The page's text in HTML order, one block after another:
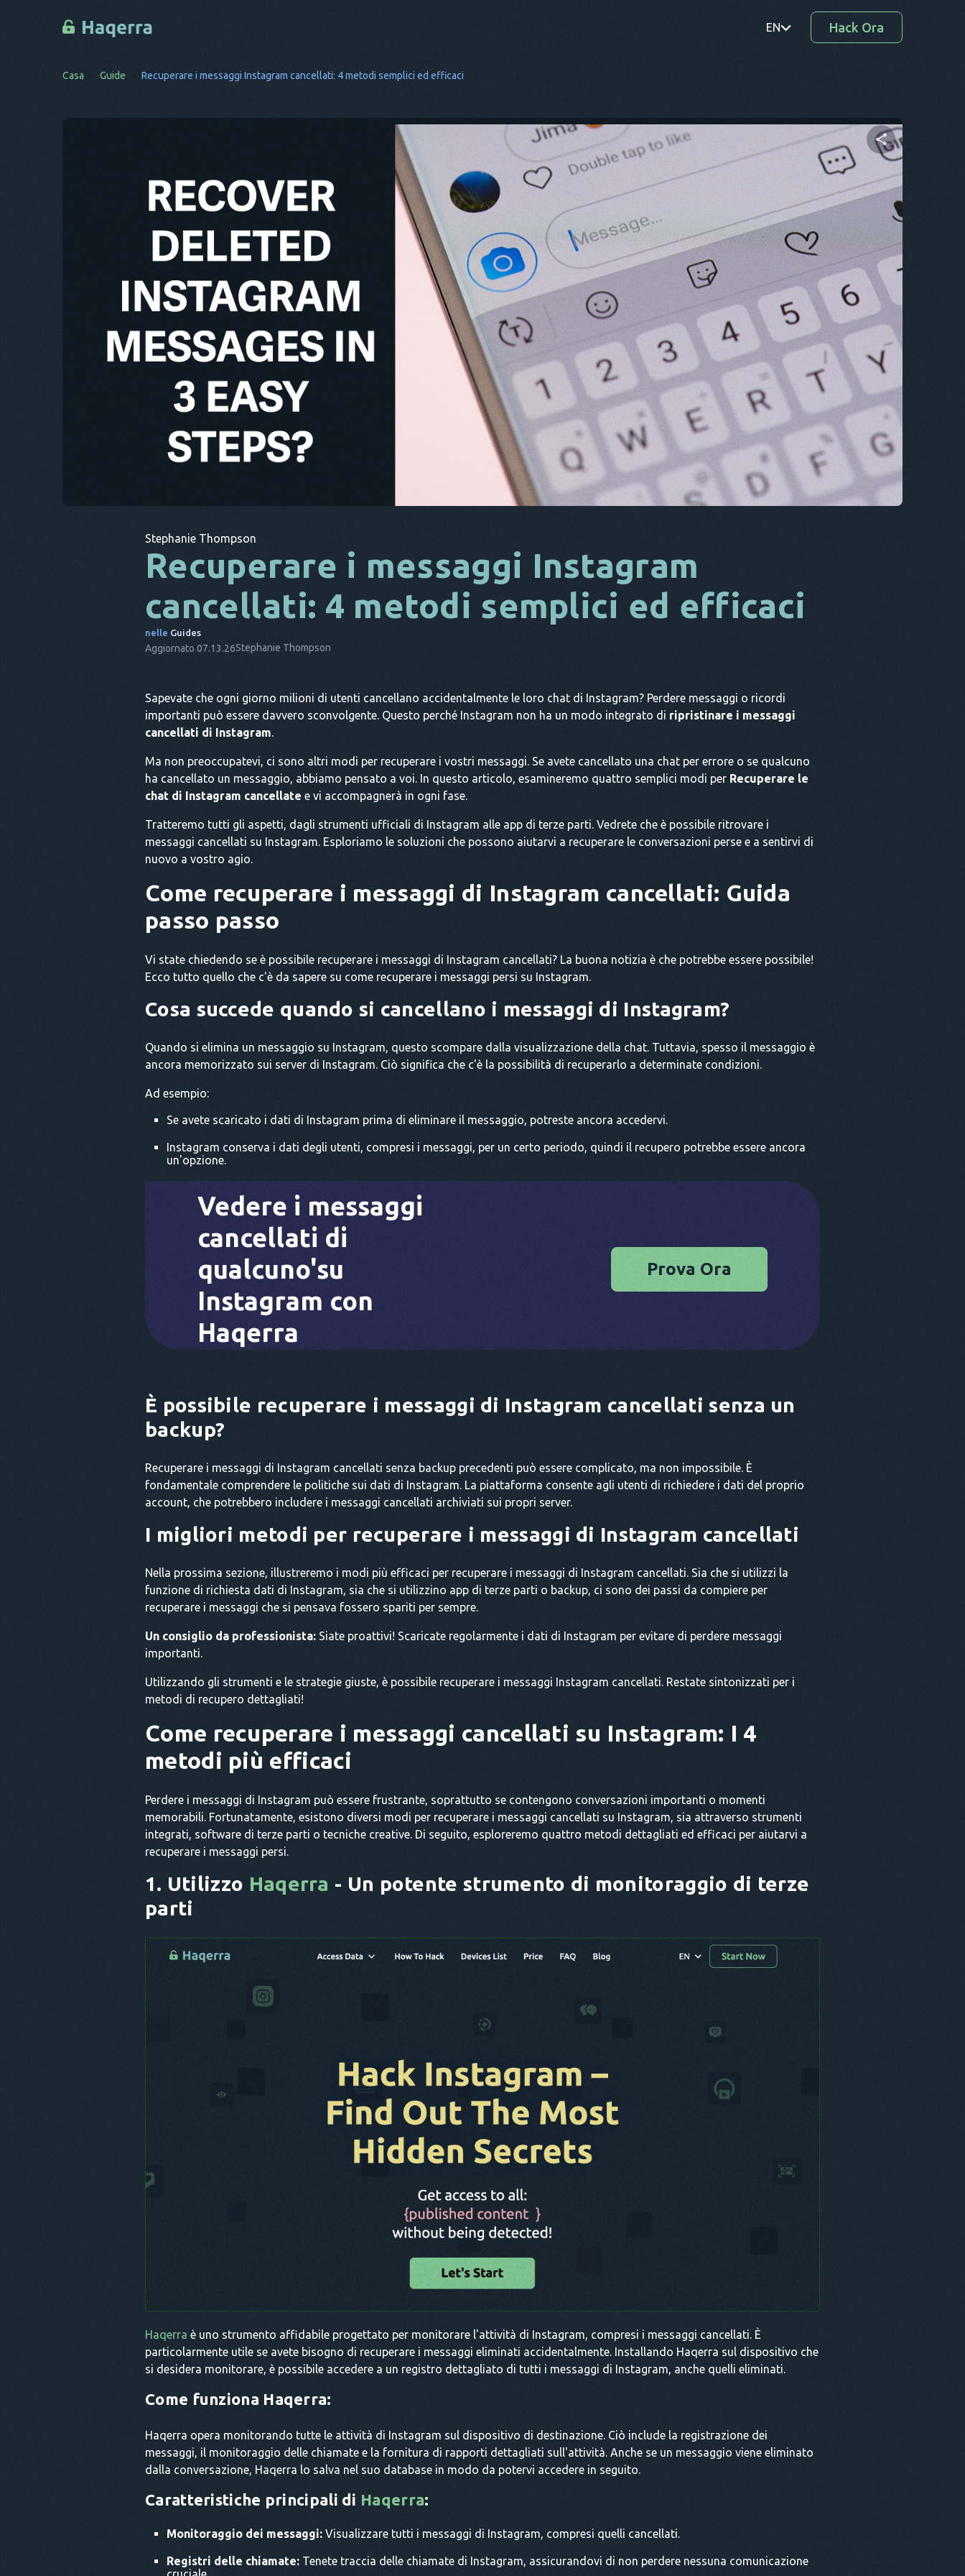
EN
KO
EL
CS
DA
ESSO
FR
NL
Hack Ora
Casa Guide Recuperare i messaggi Instagram cancellati: 4 metodi semplici ed efficaci
Condividi questo articolo
Twitter Facebook
Stephanie Thompson
Recuperare i messaggi Instagram
cancellati: 4 metodi semplici ed efficaci
nelle Guides
Aggiornato 07.13.26Stephanie Thompson
Sapevate che ogni giorno milioni di utenti cancellano accidentalmente le loro chat di Instagram? Perdere messaggi o ricordi
importanti può essere davvero sconvolgente. Questo perché Instagram non ha un modo integrato di ripristinare i messaggi
cancellati di Instagram.
Ma non preoccupatevi, ci sono altri modi per recuperare i vostri messaggi. Se avete cancellato una chat per errore o se qualcuno
ha cancellato un messaggio, abbiamo pensato a voi. In questo articolo, esamineremo quattro semplici modi per Recuperare le
chat di Instagram cancellate e vi accompagnerà in ogni fase.
Tratteremo tutti gli aspetti, dagli strumenti ufficiali di Instagram alle app di terze parti. Vedrete che è possibile ritrovare i
messaggi cancellati su Instagram. Esploriamo le soluzioni che possono aiutarvi a recuperare le conversazioni perse e a sentirvi di
nuovo a vostro agio.
Come recuperare i messaggi di Instagram cancellati: Guida
passo passo
Vi state chiedendo se è possibile recuperare i messaggi di Instagram cancellati? La buona notizia è che potrebbe essere possibile!
Ecco tutto quello che c'è da sapere su come recuperare i messaggi persi su Instagram.
Cosa succede quando si cancellano i messaggi di Instagram?
Quando si elimina un messaggio su Instagram, questo scompare dalla visualizzazione della chat. Tuttavia, spesso il messaggio è
ancora memorizzato sui server di Instagram. Ciò significa che c'è la possibilità di recuperarlo a determinate condizioni.
Ad esempio:
Se avete scaricato i dati di Instagram prima di eliminare il messaggio, potreste ancora accedervi.
Instagram conserva i dati degli utenti, compresi i messaggi, per un certo periodo, quindi il recupero potrebbe essere ancora
un'opzione.
Vedere i messaggi
cancellati di
qualcuno'su
Instagram con
Haqerra
Prova Ora
È possibile recuperare i messaggi di Instagram cancellati senza un
backup?
Recuperare i messaggi di Instagram cancellati senza backup precedenti può essere complicato, ma non impossibile. È
fondamentale comprendere le politiche sui dati di Instagram. La piattaforma consente agli utenti di richiedere i dati del proprio
account, che potrebbero includere i messaggi cancellati archiviati sui propri server.
I migliori metodi per recuperare i messaggi di Instagram cancellati
Nella prossima sezione, illustreremo i modi più efficaci per recuperare i messaggi di Instagram cancellati. Sia che si utilizzi la
funzione di richiesta dati di Instagram, sia che si utilizzino app di terze parti o backup, ci sono dei passi da compiere per
recuperare i messaggi che si pensava fossero spariti per sempre.
Un consiglio da professionista: Siate proattivi! Scaricate regolarmente i dati di Instagram per evitare di perdere messaggi
importanti.
Utilizzando gli strumenti e le strategie giuste, è possibile recuperare i messaggi Instagram cancellati. Restate sintonizzati per i
metodi di recupero dettagliati!
Come recuperare i messaggi cancellati su Instagram: I 4
metodi più efficaci
Perdere i messaggi di Instagram può essere frustrante, soprattutto se contengono conversazioni importanti o momenti
memorabili. Fortunatamente, esistono diversi modi per recuperare i messaggi cancellati su Instagram, sia attraverso strumenti
integrati, software di terze parti o tecniche creative. Di seguito, esploreremo quattro metodi dettagliati ed efficaci per aiutarvi a
recuperare i messaggi persi.
1. Utilizzo Haqerra - Un potente strumento di monitoraggio di terze
parti
Haqerra è uno strumento affidabile progettato per monitorare l'attività di Instagram, compresi i messaggi cancellati. È
particolarmente utile se avete bisogno di recuperare i messaggi eliminati accidentalmente. Installando Haqerra sul dispositivo che
si desidera monitorare, è possibile accedere a un registro dettagliato di tutti i messaggi di Instagram, anche quelli eliminati.
Come funziona Haqerra:
Haqerra opera monitorando tutte le attività di Instagram sul dispositivo di destinazione. Ciò include la registrazione dei
messaggi, il monitoraggio delle chiamate e la fornitura di rapporti dettagliati sull'attività. Anche se un messaggio viene eliminato
dalla conversazione, Haqerra lo salva nel suo database in modo da potervi accedere in seguito.
Caratteristiche principali di Haqerra:
Monitoraggio dei messaggi: Visualizzare tutti i messaggi di Instagram, compresi quelli cancellati.
Registri delle chiamate: Tenete traccia delle chiamate di Instagram, assicurandovi di non perdere nessuna comunicazione